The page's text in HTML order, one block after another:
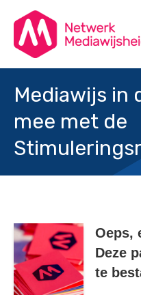
Mediawijs in
mee met de
Oeps,
Deze
te